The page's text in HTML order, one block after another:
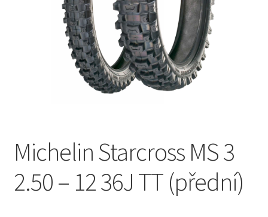
Michelin Starcross MS 3
2.50 – 12 36J TT (přední)